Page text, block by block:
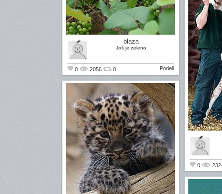
blaza
Još je zeleno
0 2056 0 Podeli
0